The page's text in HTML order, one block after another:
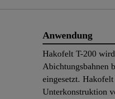
Anwendung
Hakofelt T-200
Abichtungsbahnen
eingesetzt.
Unterkonstruktion